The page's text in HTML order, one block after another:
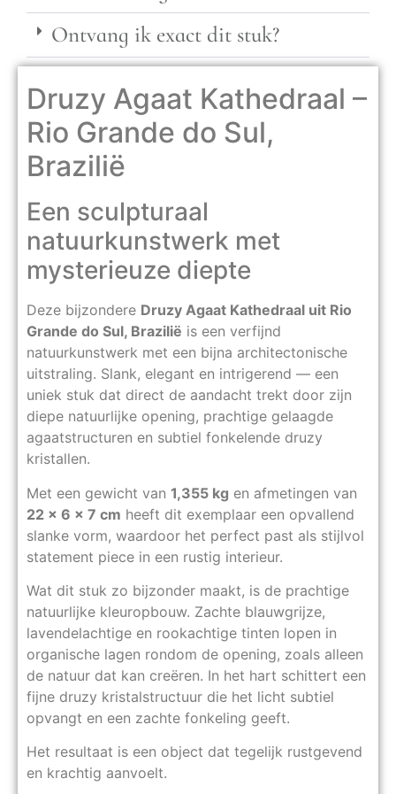
Ontvang ik exact dit stuk?
Druzy Agaat Kathedraal –
Rio Grande do Sul,
Brazilië
Een sculpturaal
natuurkunstwerk met
mysterieuze diepte
Deze bijzondere Druzy Agaat Kathedraal uit Rio
Grande do Sul, Brazilië is een verfijnd
natuurkunstwerk met een bijna architectonische
uitstraling. Slank, elegant en intrigerend — een
uniek stuk dat direct de aandacht trekt door zijn
diepe natuurlijke opening, prachtige gelaagde
agaatstructuren en subtiel fonkelende druzy
kristallen.
Met een gewicht van 1,355 kg en afmetingen van
22 x 6 x 7 cm heeft dit exemplaar een opvallend
slanke vorm, waardoor het perfect past als stijlvol
statement piece in een rustig interieur.
Wat dit stuk zo bijzonder maakt, is de prachtige
natuurlijke kleuropbouw. Zachte blauwgrijze,
lavendelachtige en rookachtige tinten lopen in
organische lagen rondom de opening, zoals alleen
de natuur dat kan creëren. In het hart schittert een
fijne druzy kristalstructuur die het licht subtiel
opvangt en een zachte fonkeling geeft.
Het resultaat is een object dat tegelijk rustgevend
en krachtig aanvoelt.